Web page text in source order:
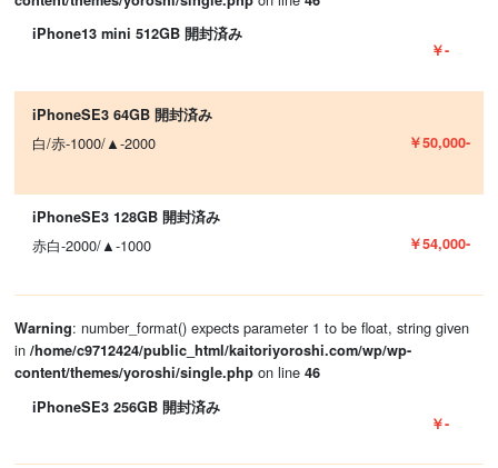
iPhone13 mini 512GB 開封済み
￥-
iPhoneSE3 64GB 開封済み
白/赤-1000/▲-2000 ￥50,000-
iPhoneSE3 128GB 開封済み
赤白-2000/▲-1000 ￥54,000-
Warning: number_format() expects parameter 1 to be float, string given
in /home/c9712424/public_html/kaitoriyoroshi.com/wp/wp-
content/themes/yoroshi/single.phpon line 46
iPhoneSE3 256GB 開封済み
￥-